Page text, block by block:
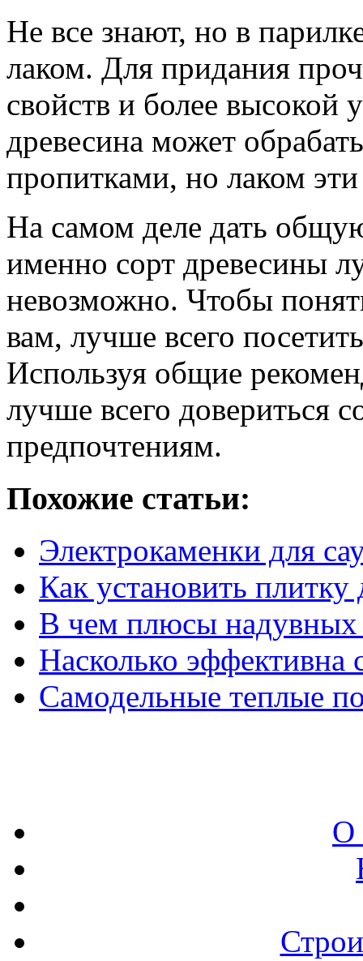
Не все знают, но в
лаком. Для придания
свойств и более высокой
древесина может
пропитками, но лаком
На самом деле дать
именно сорт древесины
невозможно. Чтобы
вам, лучше всего
Используя общие
лучше всего довериться
предпочтениям.
Похожие статьи:
Электрокаменки для
Как установить
В чем плюсы надувных
Насколько эффективна
Самодельные теплые
О